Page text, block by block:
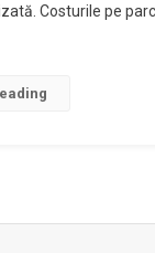
Costurile pe